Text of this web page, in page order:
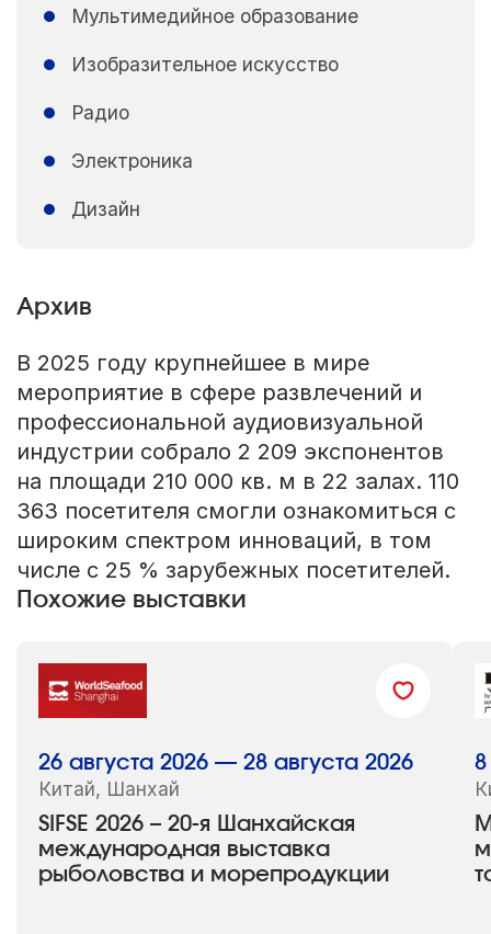
Мультимедийное образование
Изобразительное искусство
Радио
Электроника
Дизайн
Архив
В 2025 году крупнейшее в мире
мероприятие в сфере развлечений и
профессиональной аудиовизуальной
индустрии собрало 2 209 экспонентов
на площади 210 000 кв. м в 22 залах. 110
363 посетителя смогли ознакомиться с
широким спектром инноваций, в том
числе с 25 % зарубежных посетителей.
Похожие выставки
SIFSE 2026 – 20-я Шанхайская
международная выставка
рыболовства и морепродукции
26 августа 2026 — 28 августа 2026
Китай, Шанхай